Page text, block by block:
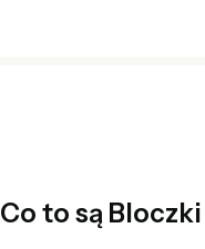
Co to są